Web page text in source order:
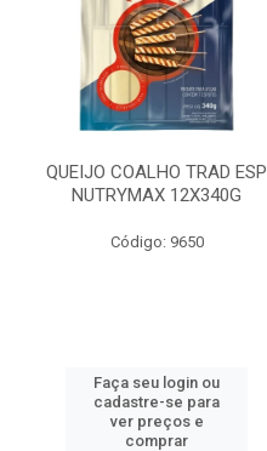
QUEIJO COALHO TRAD ESP
NUTRYMAX 12X340G
Código: 9650
Faça seu login ou
cadastre-se para
ver preços e
comprar